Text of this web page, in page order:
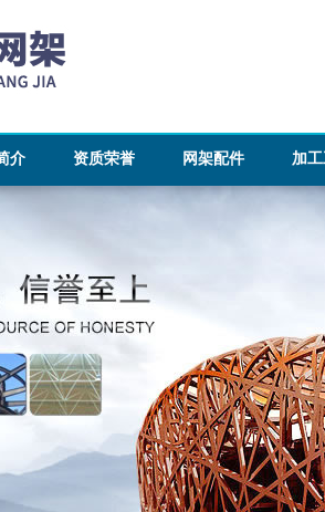
介 资质荣誉 网架配件 加